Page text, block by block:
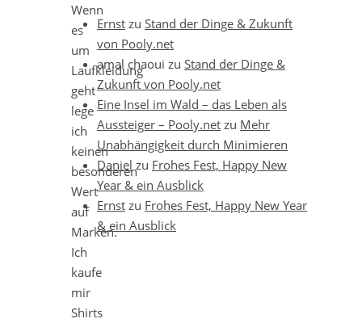
Wenn
es
um
Laufkleidung
geht
lege
ich
keinen
besonderen
Wert
auf
Marken.
Ich
kaufe
mir
Shirts
Ernst zu Stand der Dinge & Zukunft
von Pooly.net
amal chaoui zu Stand der Dinge &
Zukunft von Pooly.net
Eine Insel im Wald – das Leben als
Aussteiger – Pooly.net zu Mehr
Unabhängigkeit durch Minimieren
Daniel zu Frohes Fest, Happy New
Year & ein Ausblick
Ernst zu Frohes Fest, Happy New Year
& ein Ausblick